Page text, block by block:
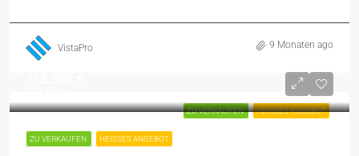
VistaPro 9 Monaten ago
ZU VERKAUFEN HEISSES ANGEBOT
ZU VERKAUFEN HEISSES ANGEBOT